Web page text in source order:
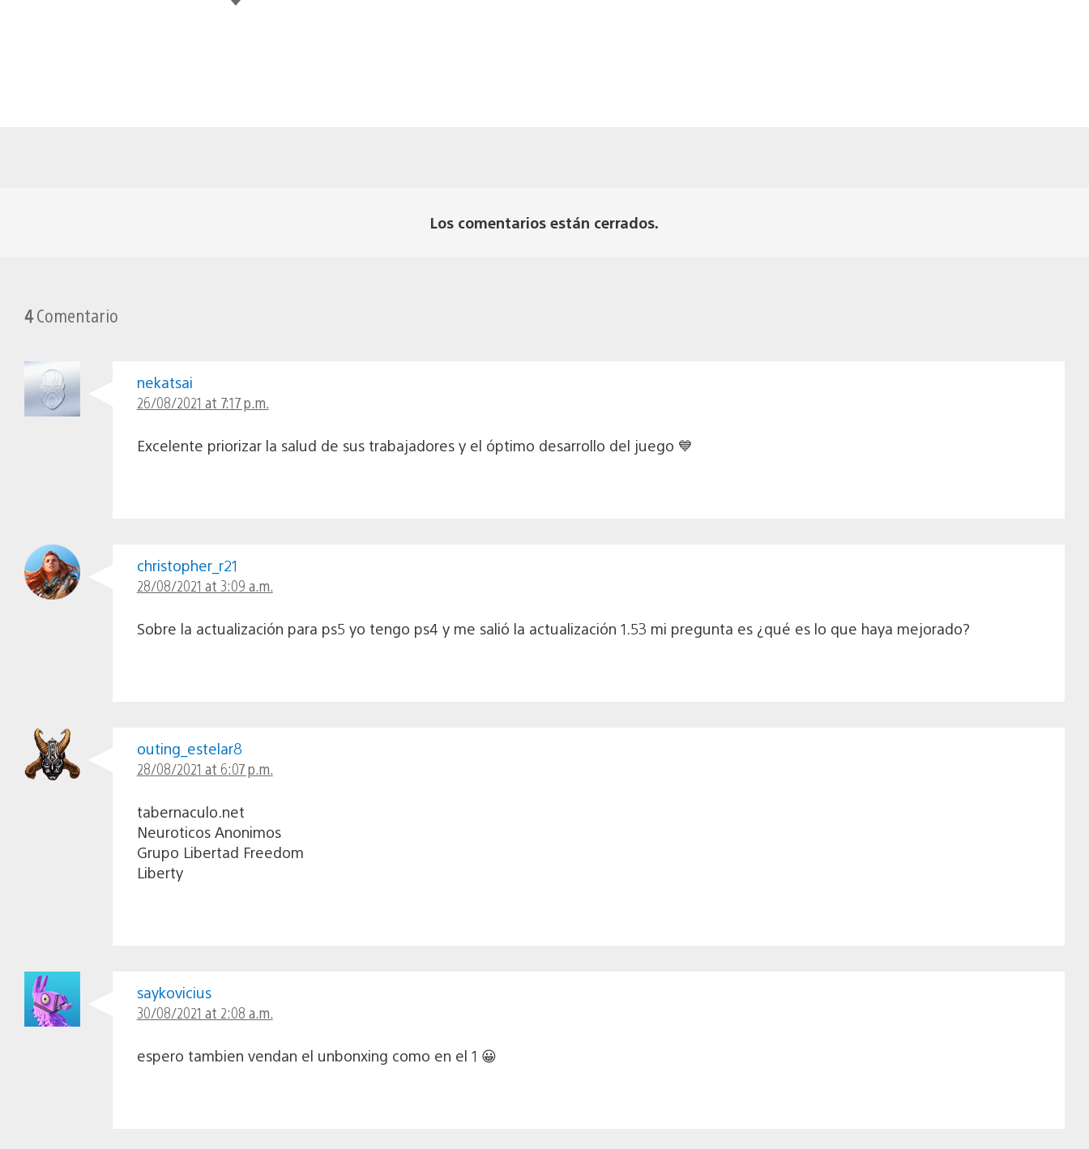
Los comentarios están cerrados.
4Comentario
nekatsai
26/08/2021 at 7:17 p.m.
Excelente priorizar la salud de sus trabajadores y el óptimo desarrollo del juego 💙
christopher_r21
28/08/2021 at 3:09 a.m.
Sobre la actualización para ps5 yo tengo ps4 y me salió la actualización 1.53 mi pregunta es ¿qué es lo que haya mejorado?
outing_estelar8
28/08/2021 at 6:07 p.m.
tabernaculo.net
Neuroticos Anonimos
Grupo Libertad Freedom
Liberty
saykovicius
30/08/2021 at 2:08 a.m.
espero tambien vendan el unbonxing como en el 1 😀